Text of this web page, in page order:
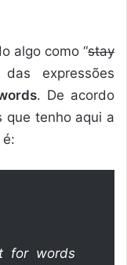
algo como “stay
expressões
. De acordo
que tenho aqui a
for words